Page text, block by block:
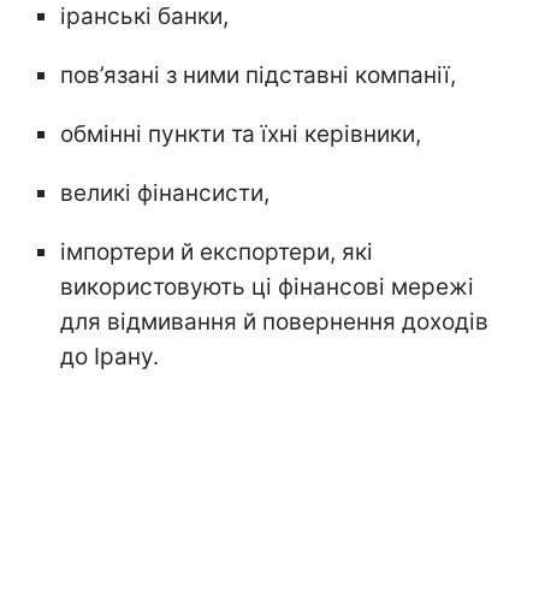
іранські банки,
пов’язані з ними підставні компанії,
обмінні пункти та їхні керівники,
великі фінансисти,
імпортери й експортери, які
використовують ці фінансові мережі
для відмивання й повернення доходів
до Ірану.